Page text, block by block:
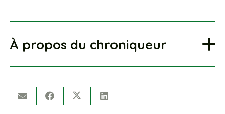
À propos du chroniqueur